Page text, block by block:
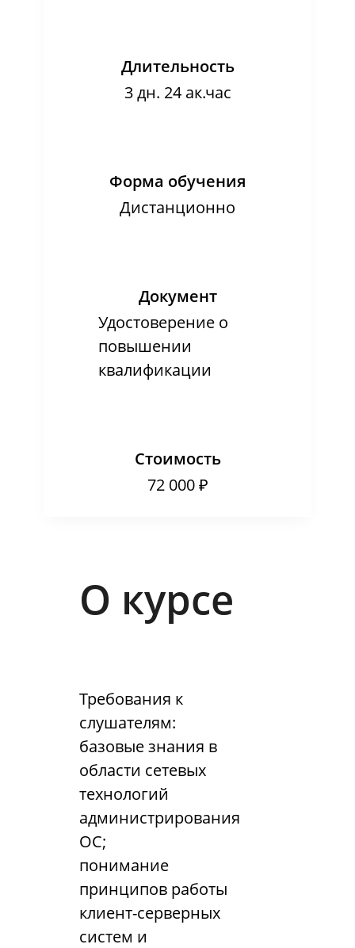
Длительность
3 дн. 24 ак.час
Форма обучения
Дистанционно
Документ
Удостоверение о
повышении
квалификации
Стоимость
72 000 ₽
О курсе
Требования к
слушателям:
базовые знания в
области сетевых
технологий
администрирования
ОС;
понимание
принципов работы
клиент-серверных
систем и